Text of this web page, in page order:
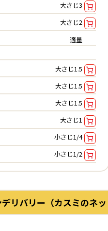
大さじ3
大さじ2
適量
大さじ1.5
大さじ1.5
大さじ1.5
大さじ1
小さじ1/4
小さじ1/2
リバリー（カスミのネ